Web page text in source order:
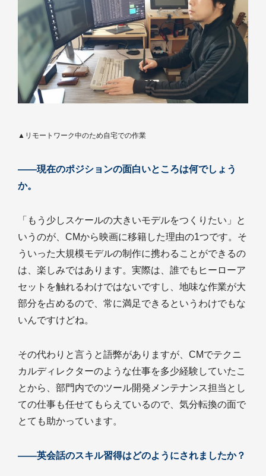
▲リモートワーク中のため自宅での作業
――現在のポジションの面白いところは何でしょう
か。
「もう少しスケールの大きいモデルをつくりたい」と
いうのが、CMから映画に移籍した理由の1つです。そ
ういった大規模モデルの制作に携わることができるの
は、楽しみではあります。実際は、誰でもヒーローア
セットを触れるわけではないですし、地味な作業が大
部分を占めるので、常に満足できるというわけでもな
いんですけどね。
その代わりと言うと語弊がありますが、CMでテクニ
カルディレクターのような仕事を多少経験していたこ
とから、部門内でのツール開発メンテナンス担当とし
ての仕事も任せてもらえているので、気分転換の面で
とても助かっています。
――英会話のスキル習得はどのようにされましたか？